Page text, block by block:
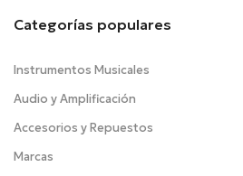
Categorías populares
Instrumentos Musicales
Audio y Amplificación
Accesorios y Repuestos
Marcas